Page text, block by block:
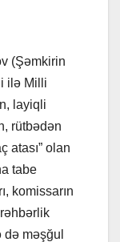
(Şəmkirin
ilə Milli
layiqli
rütbədən
atası” olan
tabe
komissarın
məşğul